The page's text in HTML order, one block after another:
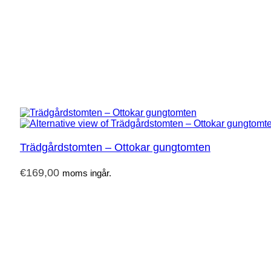
Trädgårdstomten – Ottokar gungtomten
€169,00 moms ingår.